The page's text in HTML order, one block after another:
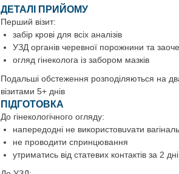
ДЕТАЛІ ПРИЙОМУ
Перший візит:
забір крові для всіх аналізів
УЗД органів черевної порожнини та
огляд гінеколога із забором мазків
Подальші обстеження розподіляються на
візитами 5+ днів
ПІДГОТОВКА
До гінекологічного огляду:
напередодні не використовuvати
не проводити спринцювання
утриматись від статевих контактів за 2